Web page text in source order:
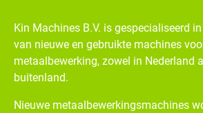
Kin Machines B.V. is gespecialiseerd
van nieuwe en gebruikte machines
metaalbewerking, zowel in Nederland
buitenland.
Nieuwe metaalbewerkingsmachines